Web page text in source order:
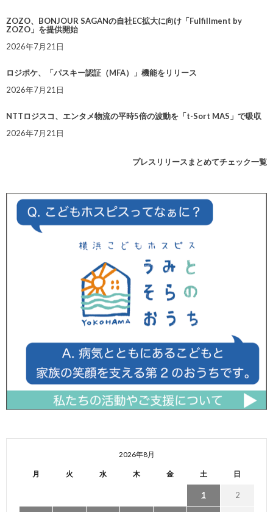
ZOZO、BONJOUR SAGANの自社EC拡大に向け「Fulfillment by
ZOZO」を提供開始
2026年7月21日
ロジポケ、「パスキー認証（MFA）」機能をリリース
2026年7月21日
NTTロジスコ、エンタメ物流の平時5倍の波動を「t-Sort MAS」で吸収
2026年7月21日
プレスリリースまとめてチェック一覧
2026年8月
月 火 水 木 金 土 日
1 2